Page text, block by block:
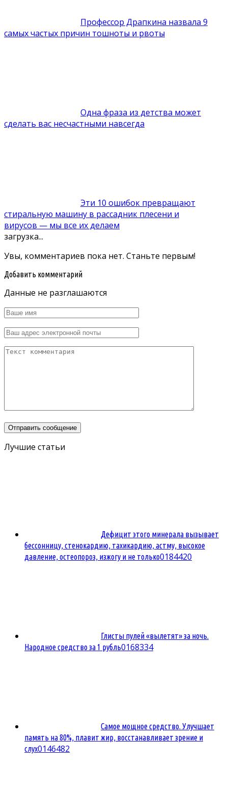
Профессор Драпкина назвала 9
самых частых причин тошноты и рвоты
Одна фраза из детства может
сделать вас несчастными навсегда
Эти 10 ошибок превращают
стиральную машину в рассадник плесени и
вирусов — мы все их делаем
загрузка...
Увы, комментариев пока нет. Станьте первым!
Добавить комментарий
Данные не разглашаются
Лучшие статьи
Дефицит этого минерала вызывает
бессонницу, стенокардию, тахикардию, астму, высокое
давление, остеопороз, изжогу и не только0184420
Глисты пулей «вылетят» за ночь.
Народное средство за 1 рубль0168334
Самое мощное средство. Улучшает
память на 80%, плавит жир, восстанавливает зрение и
слух0146482